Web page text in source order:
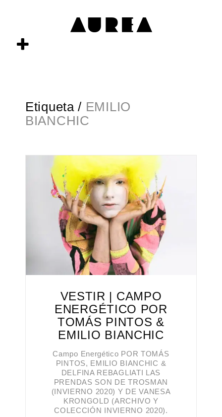
Etiqueta / EMILIO
BIANCHIC
VESTIR | CAMPO
ENERGÉTICO POR
TOMÁS PINTOS &
EMILIO BIANCHIC
Campo Energético POR TOMÁS
PINTOS, EMILIO BIANCHIC &
DELFINA REBAGLIATI LAS
PRENDAS SON DE TROSMAN
(INVIERNO 2020) Y DE VANESA
KRONGOLD (ARCHIVO Y
COLECCIÓN INVIERNO 2020).